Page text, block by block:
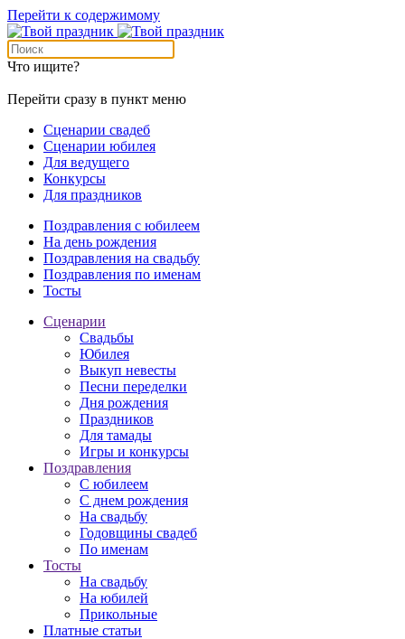
Перейти к содержимому
Что ищите?
Перейти сразу в пункт меню
Сценарии свадеб
Сценарии юбилея
Для ведущего
Конкурсы
Для праздников
Поздравления с юбилеем
На день рождения
Поздравления на свадьбу
Поздравления по именам
Тосты
Сценарии
Свадьбы
Юбилея
Выкуп невесты
Песни переделки
Дня рождения
Праздников
Для тамады
Игры и конкурсы
Поздравления
С юбилеем
С днем рождения
На свадьбу
Годовщины свадеб
По именам
Тосты
На свадьбу
На юбилей
Прикольные
Платные статьи